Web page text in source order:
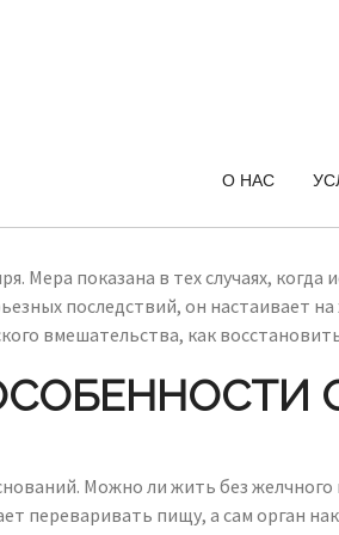
О НАС
Мера показана в тех случаях,
последствий, он настаивает
вмешательства, как
Можно ли жить без
пищу, а сам орган